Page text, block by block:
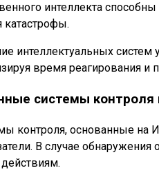
интеллекта
интеллектуальных систем
время реагирования и
системы контроля
контроля, основанные на
В случае обнаружения